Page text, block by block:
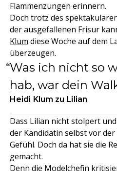
Flammenzungen erinnern.
Doch trotz des
der ausgefallenen Frisur
Klum diese Woche auf dem
überzeugen.
Was ich nicht so
hab, war dein
Heidi Klum zu Lilian
Dass Lilian nicht stolpert
der Kandidatin selbst vor
Gefühl. Doch da hat sie die
gemacht.
Denn die Modelchefin